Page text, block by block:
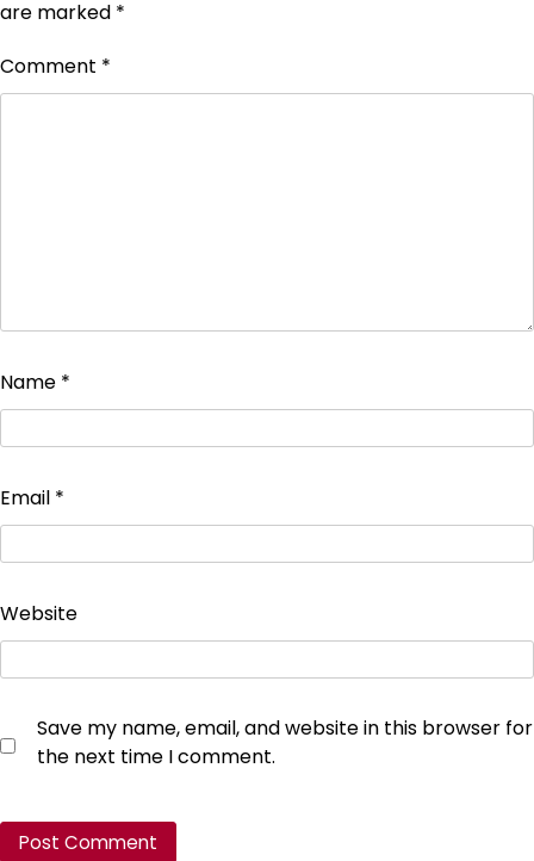
are marked *
Comment *
Name *
Email *
Website
Save my name, email, and website in this browser for
the next time I comment.